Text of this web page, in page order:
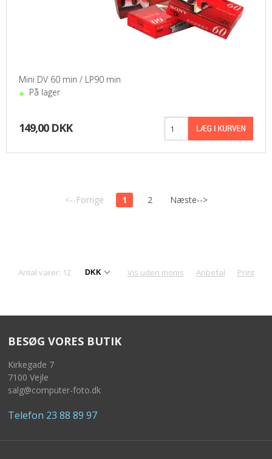
Mini DV 60 min / LP90 min
På lager
149,00 DKK
<--Forrige 1 2 Næste-->
Antal varer: 12 Vis uden moms Anbefal Print
BESØG VORES BUTIK
Kirkegade 7
7100 Vejle
salg@computer-foto.dk
Telefon 23 88 89 97